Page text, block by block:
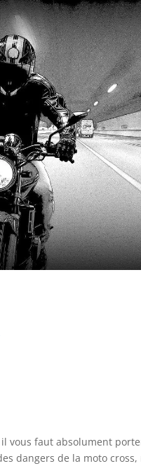
vous faut absolument
dangers de la moto